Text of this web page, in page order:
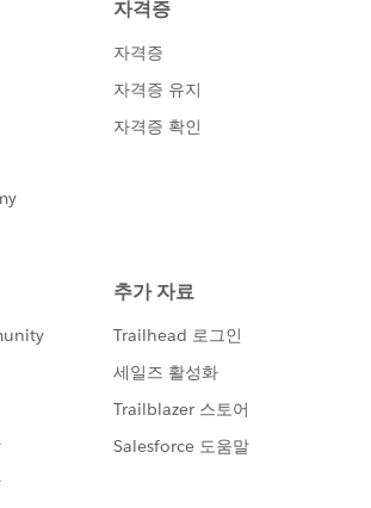
Date])) = '1' THEN '4'
Date])) = '3' THEN '2'
Date])) = '4' THEN '3'
とおりです。